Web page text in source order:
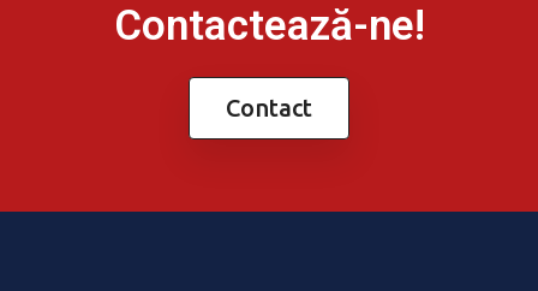
Contactează-ne!
Contact